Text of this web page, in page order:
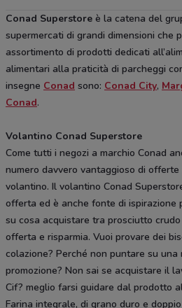
Conad Superstore è la catena del
supermercati di grandi dimensioni che
assortimento di prodotti dedicati
alimentari alla praticità di parcheggi
insegne Conad sono: Conad City,
Conad.
Volantino Conad Superstore
Come tutti i negozi a marchio Conad
numero davvero vantaggioso di
volantino. Il volantino Conad
offerta ed è anche fonte di ispirazione
su cosa acquistare tra prosciutto
offerta e risparmia. Vuoi provare dei
colazione? Perché non puntare su una
promozione? Non sai se acquistare il
Cif? meglio farsi guidare dal prodotto
Farina integrale, di grano duro e